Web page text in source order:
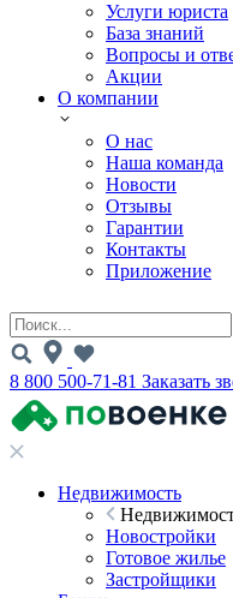
Услуги юриста
База знаний
Вопросы и
Акции
О компании
О нас
Наша команда
Новости
Отзывы
Гарантии
Контакты
Приложение
8 800 500-71-81 Заказать
Недвижимость
Новостройки
Готовое жилье
Застройщики